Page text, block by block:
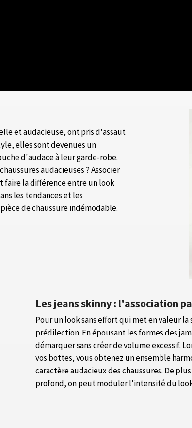
et audacieuse, ont pris d'assaut
elles sont devenues un
d'audace à leur garde-robe.
audacieuses ? Associer
faire la différence entre un look
les tendances et les
de chaussure indémodable.
Les jeans skinny : l'association
Pour un look sans effort qui met en valeur
prédilection. En épousant les formes des
démarquer sans créer de volume excessif.
vos bottes, vous obtenez un ensemble
caractère audacieux des chaussures. De
profond, on peut moduler l'intensité du